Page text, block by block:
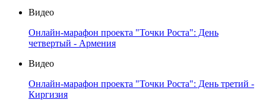
Видео
Онлайн-марафон проекта "Точки Роста": День
четвертый - Армения
Видео
Онлайн-марафон проекта "Точки Роста": День третий -
Киргизия